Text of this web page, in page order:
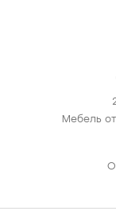
Мебель